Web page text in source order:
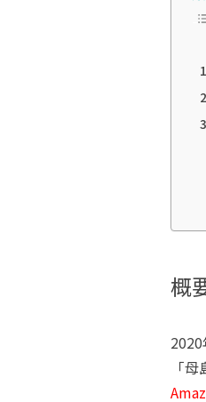
概
2020
「